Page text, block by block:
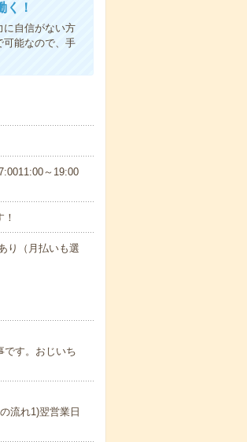
く！
自信がない方
能なので、手
～19:00
り（月払いも選
です。おじいち
流れ1)翌営業日